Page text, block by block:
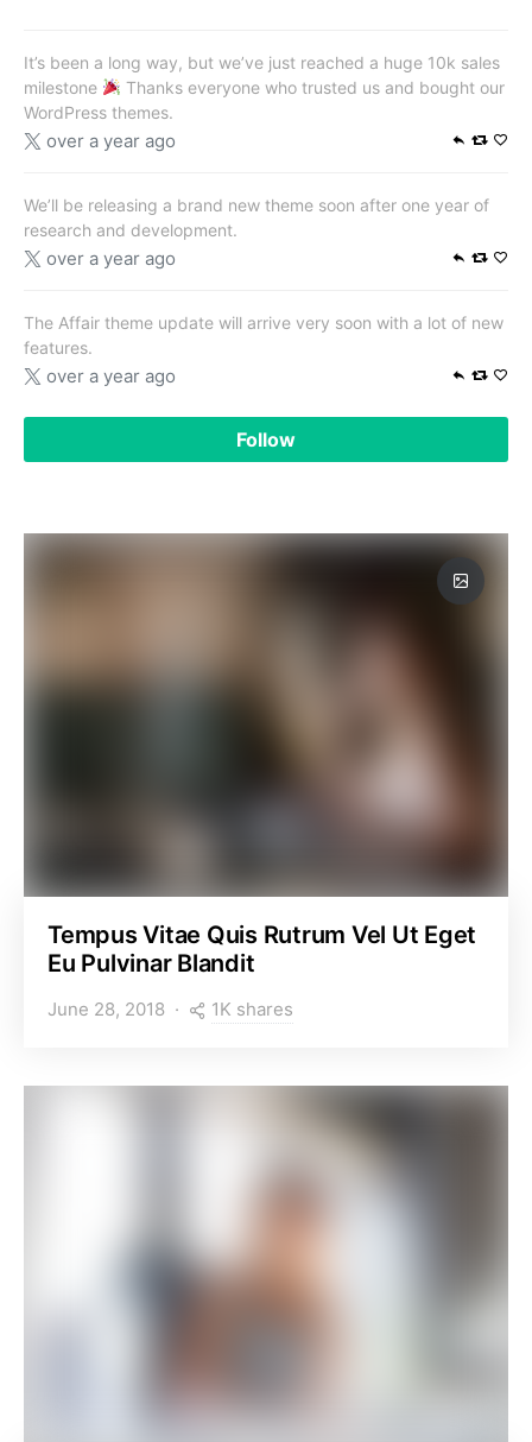
It’s been a long way, but we’ve just reached a huge 10k sales
milestone
Thanks everyone who trusted us and bought our
WordPress themes.
over a year ago
We’ll be releasing a brand new theme soon after one year of
research and development.
over a year ago
The Affair theme update will arrive very soon with a lot of new
features.
over a year ago
Follow
Tempus Vitae Quis Rutrum Vel Ut Eget
Eu Pulvinar Blandit
June 28, 2018 1K shares